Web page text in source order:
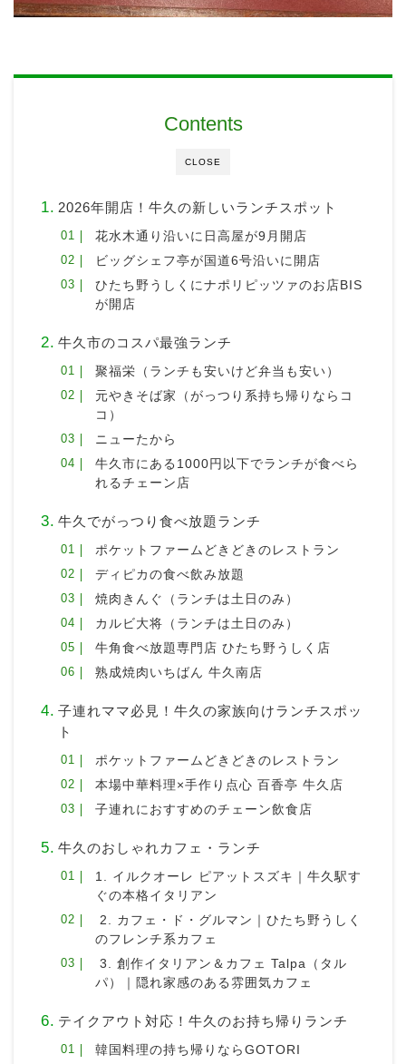
CLOSE
Contents
2026年開店！牛久の新しいランチスポット
花水木通り沿いに日高屋が9月開店
ビッグシェフ亭が国道6号沿いに開店
ひたち野うしくにナポリピッツァのお店BIS
が開店
牛久市のコスパ最強ランチ
聚福栄（ランチも安いけど弁当も安い）
元やきそば家（がっつり系持ち帰りならコ
コ）
ニューたから
牛久市にある1000円以下でランチが食べら
れるチェーン店
牛久でがっつり食べ放題ランチ
ポケットファームどきどきのレストラン
ディピカの食べ飲み放題
焼肉きんぐ（ランチは土日のみ）
カルビ大将（ランチは土日のみ）
牛角食べ放題専門店 ひたち野うしく店
熟成焼肉いちばん 牛久南店
子連れママ必見！牛久の家族向けランチスポッ
ト
ポケットファームどきどきのレストラン
本場中華料理×手作り点心 百香亭 牛久店
子連れにおすすめのチェーン飲食店
牛久のおしゃれカフェ・ランチ
1. イルクオーレ ピアットスズキ｜牛久駅す
ぐの本格イタリアン
2. カフェ・ド・グルマン｜ひたち野うしく
のフレンチ系カフェ
3. 創作イタリアン＆カフェ Talpa（タル
パ）｜隠れ家感のある雰囲気カフェ
テイクアウト対応！牛久のお持ち帰りランチ
韓国料理の持ち帰りならGOTORI